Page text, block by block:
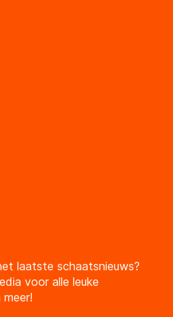
laatste schaatsnieuws?
voor alle leuke